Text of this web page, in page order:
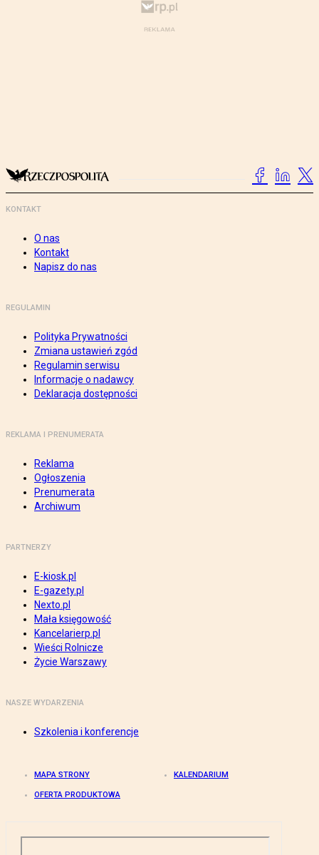
KONTAKT
O nas
Kontakt
Napisz do nas
REGULAMIN
Polityka Prywatności
Zmiana ustawień zgód
Regulamin serwisu
Informacje o nadawcy
Deklaracja dostępności
REKLAMA I PRENUMERATA
Reklama
Ogłoszenia
Prenumerata
Archiwum
PARTNERZY
E-kiosk.pl
E-gazety.pl
Nexto.pl
Mała księgowość
Kancelarierp.pl
Wieści Rolnicze
Życie Warszawy
NASZE WYDARZENIA
Szkolenia i konferencje
MAPA STRONY KALENDARIUM
OFERTA PRODUKTOWA